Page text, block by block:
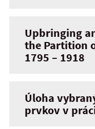
Upbringing
the Partition
1795 – 1918
Úloha
prvkov v